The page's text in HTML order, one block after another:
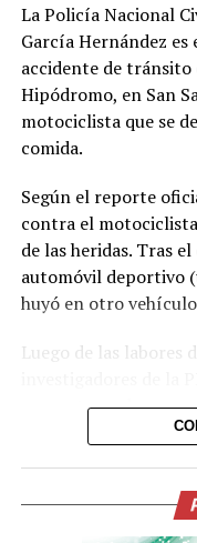
La Policía Nacional
García Hernández
accidente de
Hipódromo, en San
motociclista que se
comida.
Según el reporte
contra el
de las heridas. Tras
automóvil deportivo
huyó en otro
Luego de las labores
presentarse de
delegaciones
El caso generó
donde se viralizaron